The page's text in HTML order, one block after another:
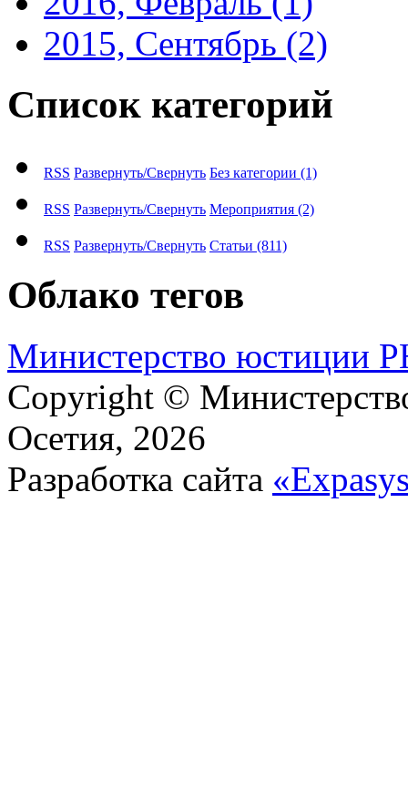
2015, Сентябрь (2)
Список категорий
RSS Развернуть/Свернуть Без категории (1)
RSS Развернуть/Свернуть Мероприятия (2)
RSS Развернуть/Свернуть Статьи (811)
Облако тегов
М​и​н​и​с​т​е​р​с​т​в​о​ ​ю​с​т​и​ц​и​и​
Copyright ©
Осетия, 2026
Разработка сайта